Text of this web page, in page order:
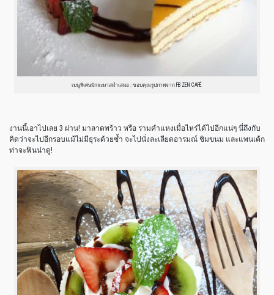
เมนูพิเศษมักจะมาสม่ำเสมอ : ขอบคุณรูปภาพจาก FB ZEN CAFÉ
งานนี้เอาไปเลย 3 ผ่าน! มาลาดพร้าว หรือ รามคำแหงเมื่อไหร่ได้ไปอีกแน่ๆ นี่ถึงกับ
คิดว่าจะไปอีกรอบแม้ไม่มีธุระด้วยซ้ำ จะไปนั่งละเลียดอารมณ์ ชิมขนม และแพนเค้ก
ท่าจะฟินน่าดู!